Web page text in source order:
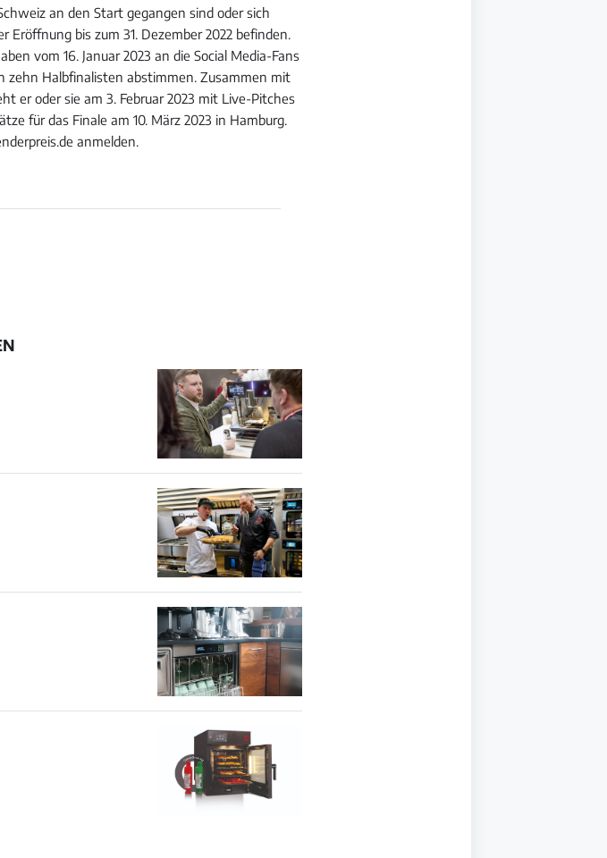
an den Start gegangen sind oder sich
bis zum 31. Dezember 2022 befinden.
vom 16. Januar 2023 an die Social Media-Fans
zehn Halbfinalisten abstimmen. Zusammen mit
er oder sie am 3. Februar 2023 mit Live-Pitches
für das Finale am 10. März 2023 in Hamburg.
anmelden.